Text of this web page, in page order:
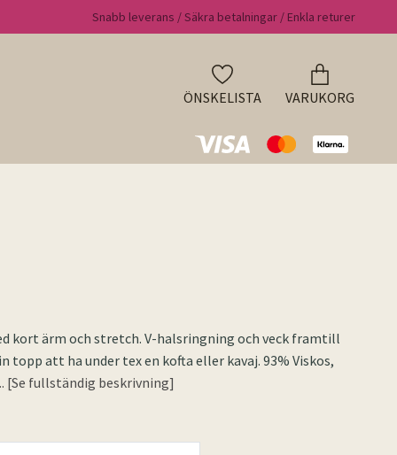
Snabb leverans / Säkra betalningar / Enkla returer
ÖNSKELISTA VARUKORG
kort ärm och stretch. V-halsringning och veck framtill
topp att ha under tex en kofta eller kavaj. 93% Viskos,
[Se fullständig beskrivning]